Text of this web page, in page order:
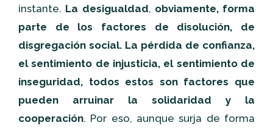
instante. La desigualdad, obviamente, forma
parte de los factores de disolución, de
disgregación social. La pérdida de confianza,
el sentimiento de injusticia, el sentimiento de
inseguridad, todos estos son factores que
pueden arruinar la solidaridad y la
cooperación. Por eso, aunque surja de forma